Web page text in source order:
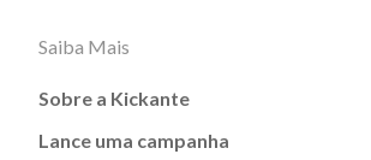
Saiba Mais
Sobre a Kickante
Lance uma campanha